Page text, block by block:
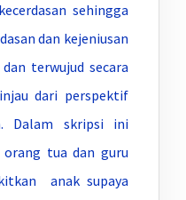
sehingga
dan kejeniusan
terwujud secara
dari perspektif
Dalam skripsi ini
orang tua dan guru
anak supaya